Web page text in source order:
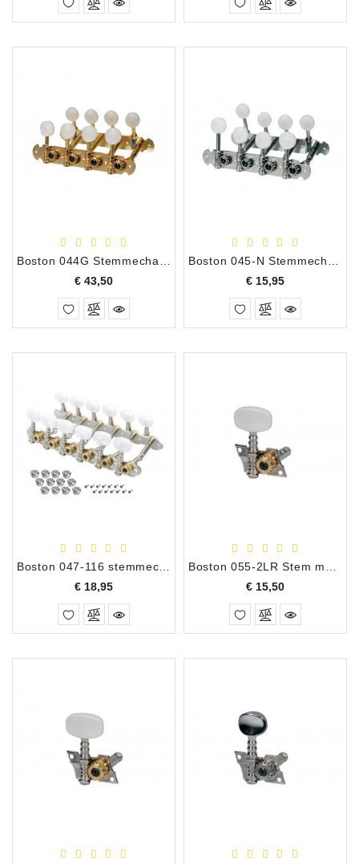
OPRUIMING
CLINICS
VERHUUR,
€ 43,50Prijs
€ 15,95Prijs
€ 18,95Prijs
€ 15,50Prijs